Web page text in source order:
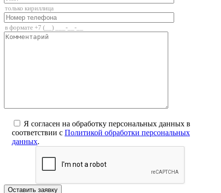
Я согласен на обработку персональных данных в
соответствии с Политикой обработки персональных
данных.